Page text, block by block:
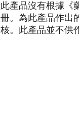
此產品沒有根據《
冊。為此產品作出
核。此產品並不供